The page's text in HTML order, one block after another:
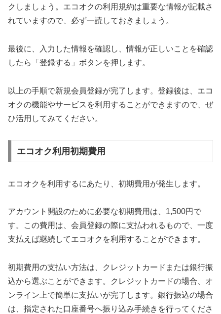
クしましょう。エコオクの利用規約は重要な情報が記載さ
れていますので、必ず一読しておきましょう。
最後に、入力した情報を確認し、情報が正しいことを確認
したら「登録する」ボタンを押します。
以上の手順で新規会員登録が完了します。登録後は、エコ
オクの機能やサービスを利用することができますので、ぜ
ひ活用してみてください。
エコオク利用初期費用
エコオクを利用するにあたり、初期費用が発生します。
アカウント開設のために必要な初期費用は、1,500円で
す。この費用は、会員登録の際に支払われるもので、一度
支払えば継続してエコオクを利用することができます。
初期費用の支払い方法は、クレジットカードまたは銀行振
込から選ぶことができます。クレジットカードの場合、オ
ンライン上で簡単に支払いが完了します。銀行振込の場合
は、指定された口座番号へ振り込み手続きを行ってくださ